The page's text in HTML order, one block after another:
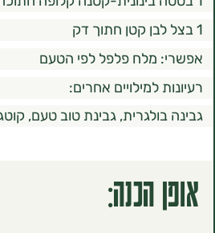
פלפל לפי הטעם
למילויים אחרים:
גבינת טוב טעם, קוטג', זיתים.